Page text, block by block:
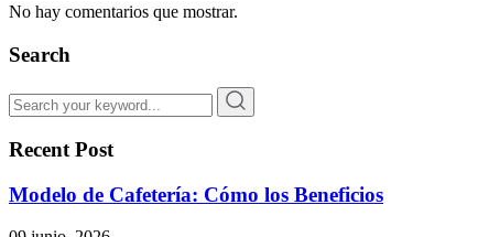
No hay comentarios que mostrar.
Search
Recent Post
Modelo de Cafetería: Cómo los Beneficios